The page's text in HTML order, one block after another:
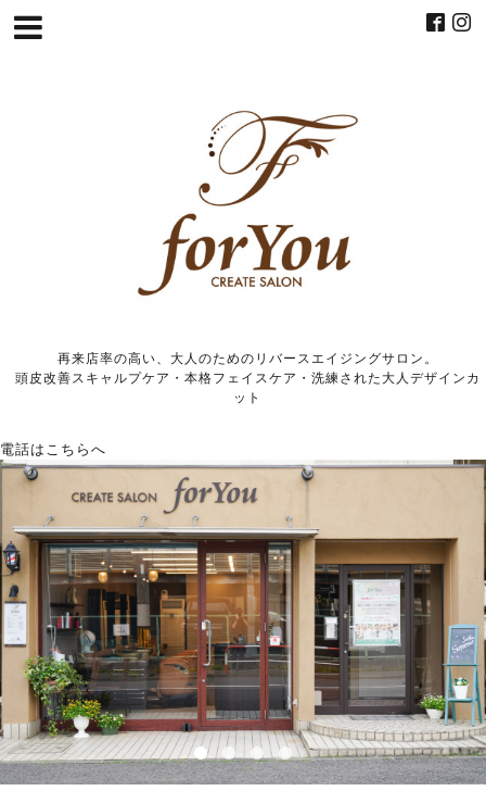
再来店率の高い、大人のためのリバースエイジングサロン。
頭皮改善スキャルプケア・本格フェイスケア・洗練された大人デザインカ
ット
電話はこちらへ